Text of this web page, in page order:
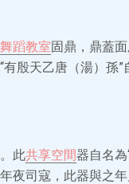
舞蹈教室固鼎，鼎蓋
殷天乙唐（湯）孫
此共享空間器自名
夜司寇，此器與之年